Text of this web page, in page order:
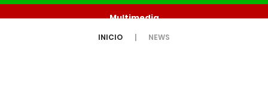
Multimedia
INICIO NEWS